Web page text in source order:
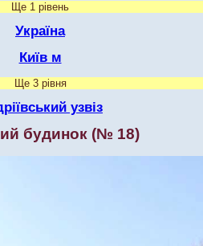
Ще 1 рівень
Україна
Київ м
Ще 3 рівня
узвіз
будинок (№ 18)